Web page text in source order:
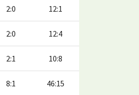
2:0 12:1
2:0 12:4
2:1 10:8
8:1 46:15